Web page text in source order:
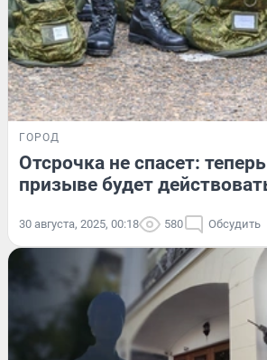
ГОРОД
Отсрочка не спасет:
призыве будет
30 августа, 2025, 00:18 580 Обсудить